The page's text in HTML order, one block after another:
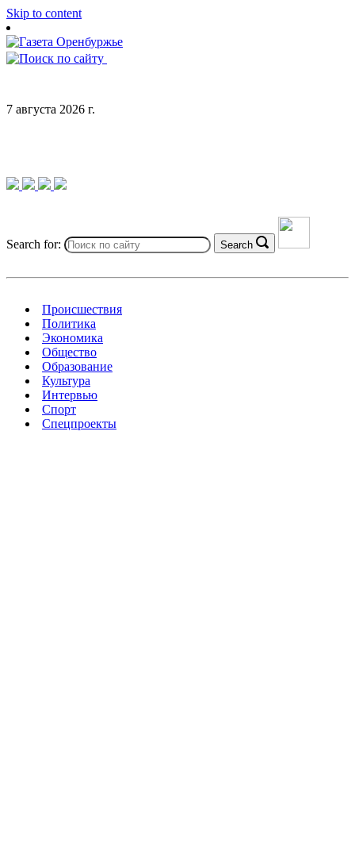
Skip to content
7 августа 2026 г.
Search for: Search
Происшествия
Политика
Экономика
Общество
Образование
Культура
Интервью
Спорт
Спецпроекты